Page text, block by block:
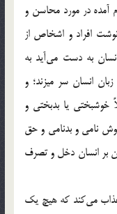
آمده در مورد محاسن و
افراد و اشخاص از
به دست می‌آید به
انسان سر میزند؛ و
خوشبختی یا بدبختی و
نامی و بدنامی و حق
بر انسان دخل و تصرف
عذاب می‌کند که هیچ یک